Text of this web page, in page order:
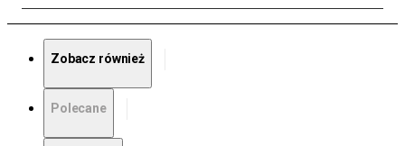
Zobacz również
Polecane